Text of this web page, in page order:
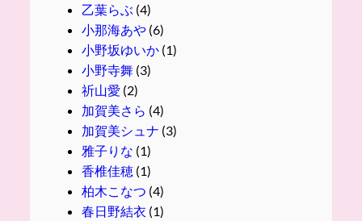
乙葉らぶ (4)
小那海あや(6)
小野坂ゆいか(1)
小野寺舞(3)
祈山愛 (2)
加賀美さら (4)
加賀美シュナ (3)
雅子りな (1)
香椎佳穂(1)
柏木こなつ (4)
春日野結衣 (1)